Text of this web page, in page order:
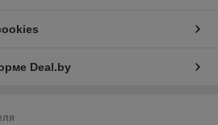
Deal.by